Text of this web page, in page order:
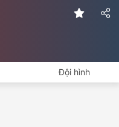
Đội hình